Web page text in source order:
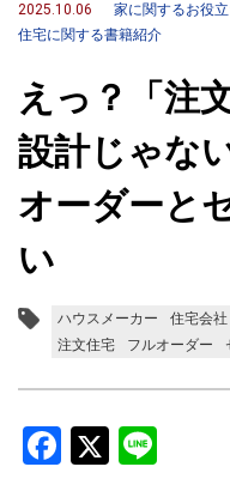
2025.10.06 家に関するお役
住宅に関する書籍紹介
えっ？「注
設計じゃな
オーダーと
い
ハウスメーカー 住宅会社
注文住宅
フルオーダー
Facebook
Twitter